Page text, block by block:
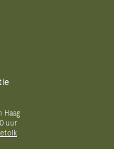
Haag
uur